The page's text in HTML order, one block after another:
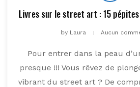
Livres sur le street art : 15
byLaura Aucun
Pour entrer dans la peau
presque !!! Vous rêvez de
vibrant du street art ? De